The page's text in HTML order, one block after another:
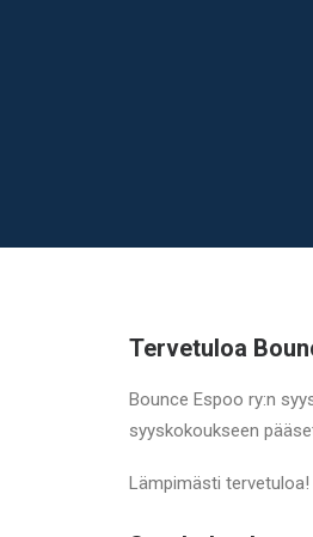
Tervetuloa
Bounce Espoo ry:n
syyskokoukseen
Lämpimästi tervetuloa!